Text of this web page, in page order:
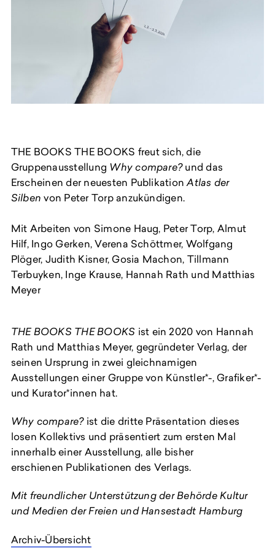
THE BOOKS THE BOOKS freut sich, die
Gruppenausstellung Why compare?und das
Erscheinen der neuesten PublikationAtlas der
Silben von Peter Torp anzukündigen.
Mit Arbeiten von Simone Haug, Peter Torp, Almut
Hilf, Ingo Gerken, Verena Schöttmer, Wolfgang
Plöger, Judith Kisner, Gosia Machon, Tillmann
Terbuyken, Inge Krause, Hannah Rath und Matthias
Meyer
THE BOOKS THE BOOKS ist ein 2020 von Hannah
Rath und Matthias Meyer, gegründeter Verlag, der
seinen Ursprung in zwei gleichnamigen
Ausstellungen einer Gruppe von Künstler*-, Grafiker*-
und Kurator*innen hat.
Why compare? ist die dritte Präsentation dieses
losen Kollektivs und präsentiert zum ersten Mal
innerhalb einer Ausstellung, alle bisher
erschienen Publikationen des Verlags.
Mit freundlicher Unterstützung der Behörde Kultur
und Medien der Freien und Hansestadt Hamburg
Archiv-Übersicht